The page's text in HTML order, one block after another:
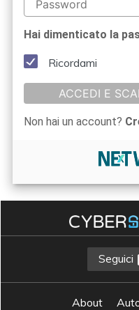
Hai dimenticato la
Ricordami
ACCEDI E
Non hai un account?
Seguici
About